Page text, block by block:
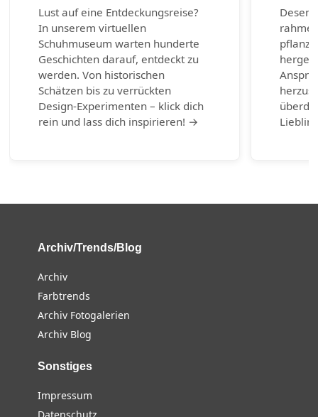
Lust auf eine Entdeckungsreise?
In unserem virtuellen
Schuhmuseum warten hunderte
Geschichten darauf, entdeckt zu
werden. Von historischen
Schätzen bis zu verrückten
Design-Experimenten – klick dich
rein und lass dich inspirieren! →
Archiv/Trends/Blog
Archiv
Farbtrends
Archiv Fotogalerien
Archiv Blog
Sonstiges
Impressum